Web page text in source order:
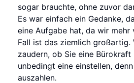
sogar brauchte, ohne zuvor
Es war einfach ein Gedanke,
eine Aufgabe hat, da wir mehr
Fall ist das ziemlich großartig.
zaudern, ob Sie eine
unbedingt eine einstellen,
auszahlen.